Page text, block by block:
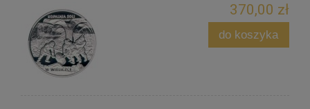
370,00 zł
do koszyka